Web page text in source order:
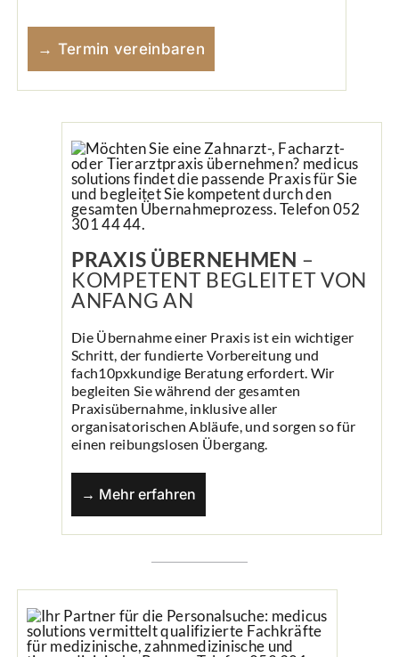
→ Termin vereinbaren
PRAXIS ÜBERNEHMEN –
KOMPETENT BEGLEITET VON
ANFANG AN
Die Übernahme einer Praxis ist ein wichtiger
Schritt, der fundierte Vorbereitung und
fach10pxkundige Beratung erfordert. Wir
begleiten Sie während der gesamten
Praxisübernahme, inklusive aller
organisatorischen Abläufe, und sorgen so für
einen reibungslosen Übergang.
→ Mehr erfahren